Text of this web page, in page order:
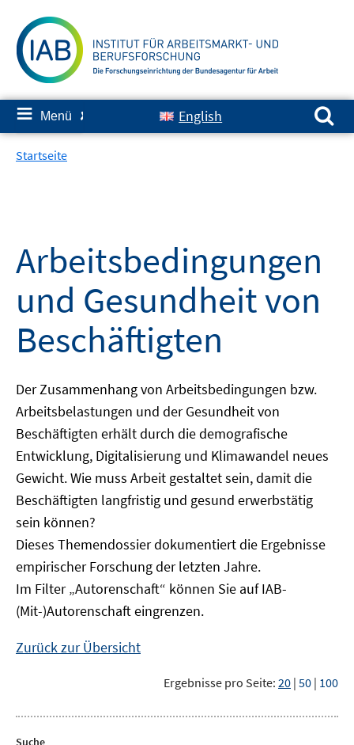
zum
Inhalt
≡ Menü ✘ English
Suchen nach:
Startseite
Arbeitsbedingungen
und Gesundheit von
Beschäftigten
Der Zusammenhang von Arbeitsbedingungen bzw.
Arbeitsbelastungen und der Gesundheit von
Beschäftigten erhält durch die demografische
Entwicklung, Digitalisierung und Klimawandel neues
Gewicht. Wie muss Arbeit gestaltet sein, damit die
Beschäftigten langfristig und gesund erwerbstätig
sein können?
Dieses Themendossier dokumentiert die Ergebnisse
empirischer Forschung der letzten Jahre.
Im Filter „Autorenschaft“ können Sie auf IAB-
(Mit-)Autorenschaft eingrenzen.
Zurück zur Übersicht
Ergebnisse pro Seite: 20 | 50 | 100
Suche